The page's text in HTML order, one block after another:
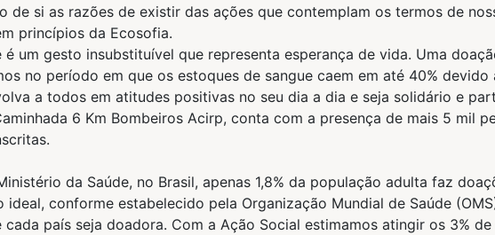
de si as razões de existir das ações que contemplam os termos de
princípios da Ecosofia.
é um gesto insubstituível que representa esperança de vida. Uma
no período em que os estoques de sangue caem em até 40% devido
a todos em atitudes positivas no seu dia a dia e seja solidário e
6 Km Bombeiros Acirp, conta com a presença de mais 5 mil
da Saúde, no Brasil, apenas 1,8% da população adulta faz
ideal, conforme estabelecido pela Organização Mundial de Saúde
cada país seja doadora. Com a Ação Social estimamos atingir os 3%